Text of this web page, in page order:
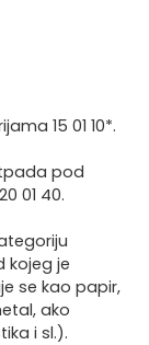
15 01 10*.
pod
01 40.
kojeg je
se kao papir,
ako
i sl.).